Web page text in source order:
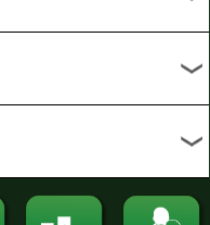
年
年